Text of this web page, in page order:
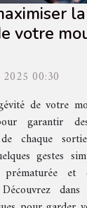
la
votre
2025 00:30
de votre
garantir
chaque
gestes
prématurée et
Découvrez